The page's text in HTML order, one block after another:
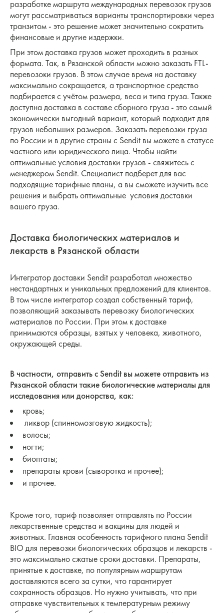
разработке маршрута международных перевозок грузов
могут рассматриваться варианты транспортировки через
транзитом - это решение может значительно сократить
финансовые и другие издержки.
При этом доставка грузов может проходить в разных
формата. Так, в Рязанской области можно заказать FTL-
перевозоки грузов. В этом случае время на доставку
максимально сокращается, а транспортное средство
подбирается с учётом размера, веса и типа груза. Также
доступна доставка в составе сборного груза - это самый
экономически выгодный вариант, который подходит для
грузов небольших размеров. Заказать перевозки груза
по России и в другие страны с Sendit вы можете в статусе
частного или юридического лица. Чтобы найти
оптимальные условия доставки грузов - свяжитесь с
менеджером Sendit. Специалист подберет для вас
подходящие тарифные планы, а вы сможете изучить все
решения и выбрать оптимальные условия доставки
вашего груза.
Доставка биологических материалов и
лекарств в Рязанской области
Интегратор доставки Sendit разработал множество
нестандартных и уникальных предложений для клиентов.
В том числе интегратор создал собственный тариф,
позволяющий заказывать перевозку биологических
материалов по России. При этом к доставке
принимаются образцы, взятых у человека, животного,
окружающей среды.
В частности, отправить с Sendit вы можете отправить из
Рязанской области такие биологические материалы для
исследования или донорства, как:
кровь;
ликвор (спинномозговую жидкость);
волосы;
ногти;
биоптаты;
препараты крови (сыворотка и прочее);
и прочее.
Кроме того, тариф позволяет отправлять по России
лекарственные средства и вакцины для людей и
животных. Главная особенность тарифного плана Sendit
BIO для перевозки биологических образцов и лекарств -
это максимально сжатые сроки доставки. Препараты,
принятые к доставке, по популярным маршрутам
доставляются всего за сутки, что гарантирует
сохранность образцов. Но нужно учитывать, что при
отправке чувствительных к температурным режиму